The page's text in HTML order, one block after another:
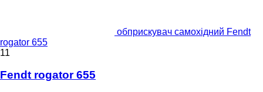
обприскувач самохідний Fendt
rogator 655
11
Fendt rogator 655